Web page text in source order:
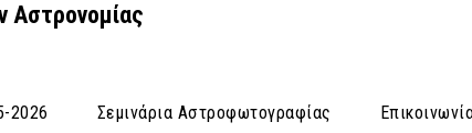
Αστρονομίας
2026 Σεμινάρια Αστροφωτογραφίας